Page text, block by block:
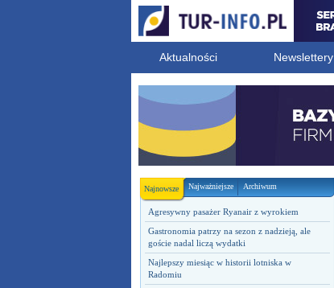
Aktualności Newslettery
Najnowsze Najważniejsze Archiwum
Agresywny pasażer Ryanair z wyrokiem
Gastronomia patrzy na sezon z nadzieją, ale
goście nadal liczą wydatki
Najlepszy miesiąc w historii lotniska w
Radomiu